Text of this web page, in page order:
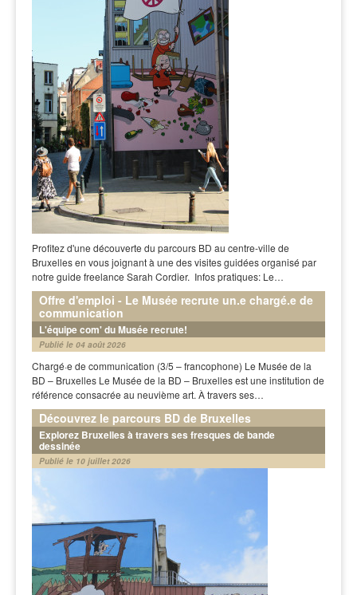
Profitez d'une découverte du parcours BD au centre-ville de
Bruxelles en vous joignant à une des visites guidées organisé par
notre guide freelance Sarah Cordier. Infos pratiques: Le…
Offre d'emploi - Le Musée recrute un.e chargé.e de
communication
L'équipe com' du Musée recrute!
Publié le 04 août 2026
Chargé·e de communication (3/5 – francophone) Le Musée de la
BD – Bruxelles Le Musée de la BD – Bruxelles est une institution de
référence consacrée au neuvième art. À travers ses…
Découvrez le parcours BD de Bruxelles
Explorez Bruxelles à travers ses fresques de bande
dessinée
Publié le 10 juillet 2026